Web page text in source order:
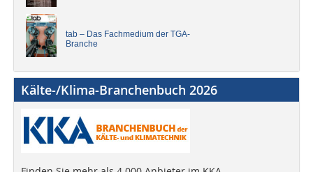
tab – Das Fachmedium der TGA-
Branche
Kälte-/Klima-Branchenbuch 2026